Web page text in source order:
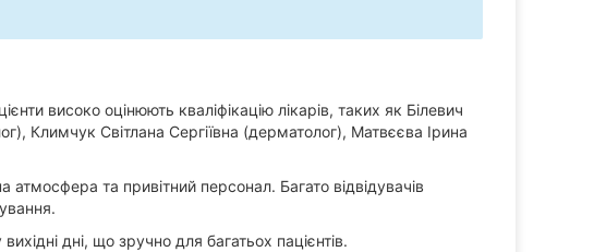
високо оцінюють кваліфікацію лікарів, таких як Білевич
Климчук Світлана Сергіївна (дерматолог), Матвєєва Ірина
атмосфера та привітний персонал. Багато відвідувачів
дні, що зручно для багатьох пацієнтів.